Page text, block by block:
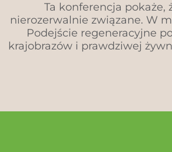
Ta konferencja pokaże,
nierozerwalnie związane. W
Podejście regeneracyjne
krajobrazów i prawdziwej